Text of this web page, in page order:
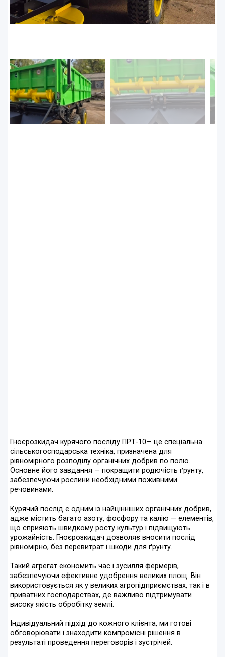
Гноєрозкидач курячого посліду ПРТ-10— це спеціальна
сільськогосподарська техніка, призначена для
рівномірного розподілу органічних добрив по полю.
Основне його завдання — покращити родючість ґрунту,
забезпечуючи рослини необхідними поживними
речовинами.
Курячий послід є одним із найцінніших органічних добрив,
адже містить багато азоту, фосфору та калію — елементів,
що сприяють швидкому росту культур і підвищують
урожайність. Гноєрозкидач дозволяє вносити послід
рівномірно, без перевитрат і шкоди для ґрунту.
Такий агрегат економить час і зусилля фермерів,
забезпечуючи ефективне удобрення великих площ. Він
використовується як у великих агропідприємствах, так і в
приватних господарствах, де важливо підтримувати
високу якість обробітку землі.
Індивідуальний підхід до кожного клієнта, ми готові
обговорювати і знаходити компромісні рішення в
результаті проведення переговорів і зустрічей.